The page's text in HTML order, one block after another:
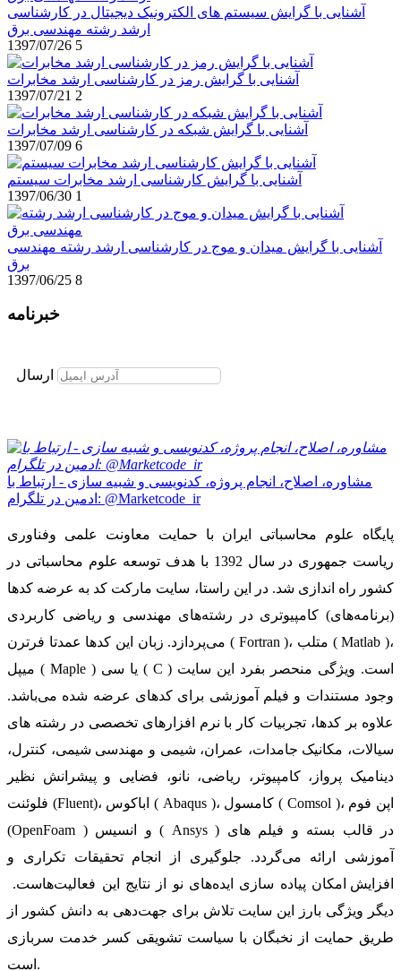
آشنایی با گرایش سیستم های الکترونیک دیجیتال در کارشناسی
ارشد رشته مهندسی برق
1397/07/26 5
آشنایی با گرایش رمز در کارشناسی ارشد مخابرات
1397/07/21 2
آشنایی با گرایش شبکه در کارشناسی ارشد مخابرات
1397/07/09 6
آشنایی با گرایش کارشناسی ارشد مخابرات سیستم
1397/06/30 1
آشنایی با گرایش میدان و موج در کارشناسی ارشد رشته مهندسی
برق
1397/06/25 8
خبرنامه
ارسال
مشاوره، اصلاح، انجام پروژه، کدنویسی و شبیه سازی - ارتباط با
ادمین در تلگرام: @Marketcode_ir
پایگاه علوم محاسباتی ایران با حمایت معاونت علمی وفناوری
ریاست جمهوری در سال 1392 با هدف توسعه علوم محاسباتی در
کشور راه اندازی شد. در این راستا، سایت مارکت کد به عرضه کدها
(برنامه‌های) کامپیوتری در رشته‌های مهندسی و ریاضی کاربردی
می‌پردازد. زبان این کدها عمدتا فرترن ( Fortran )، متلب ( Matlab )،
میپل ( Maple ) یا سی ( C ) است. ویژگی منحصر بفرد این سایت
وجود مستندات و فیلم آموزشی برای کدهای عرضه شده می‌باشد.
علاوه بر کدها، تجربیات کار با نرم افزارهای تخصصی در رشته های
سیالات، مکانیک جامدات، عمران، شیمی و مهندسی شیمی، کنترل،
دینامیک پرواز، کامپیوتر، ریاضی، نانو، فضایی و پیشرانش نظیر
فلوئنت (Fluent)، اباکوس ( Abaqus )، کامسول ( Comsol )، اپن فوم
(OpenFoam ) و انسیس ( Ansys ) در قالب بسته‌ و فیلم های
آموزشی ارائه می‌گردد. جلوگیری از انجام تحقیقات تکراری و
افزایش امکان پیاده سازی ایده‌های نو از نتایج این فعالیت‌هاست.
دیگر ویژگی بارز این سایت تلاش برای جهت‌دهی به دانش کشور از
طریق حمایت از نخبگان با سیاست تشویقی کسر خدمت سربازی
است.